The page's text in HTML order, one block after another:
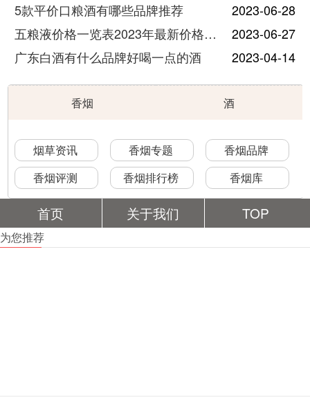
5款平价口粮酒有哪些品牌推荐
2023-06-28
五粮液价格一览表2023年最新价格及图片
2023-06-27
广东白酒有什么品牌好喝一点的酒
2023-04-14
香烟 酒
烟草资讯 香烟专题
香烟品牌
香烟评测
香烟排行榜 香烟库
首页 关于我们 TOP
为您推荐